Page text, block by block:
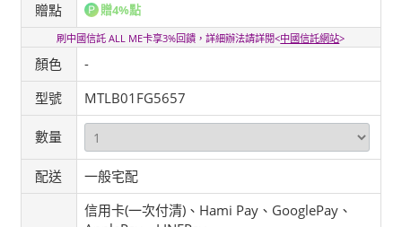
贈點
贈4%點
刷中國信託 ALL ME卡享3%回饋，詳細辦法請詳閱<中國信託網站>
顏色
-
型號
MTLB01FG5657
數量
配送 一般宅配
信用卡(一次付清)、Hami Pay、GooglePay、